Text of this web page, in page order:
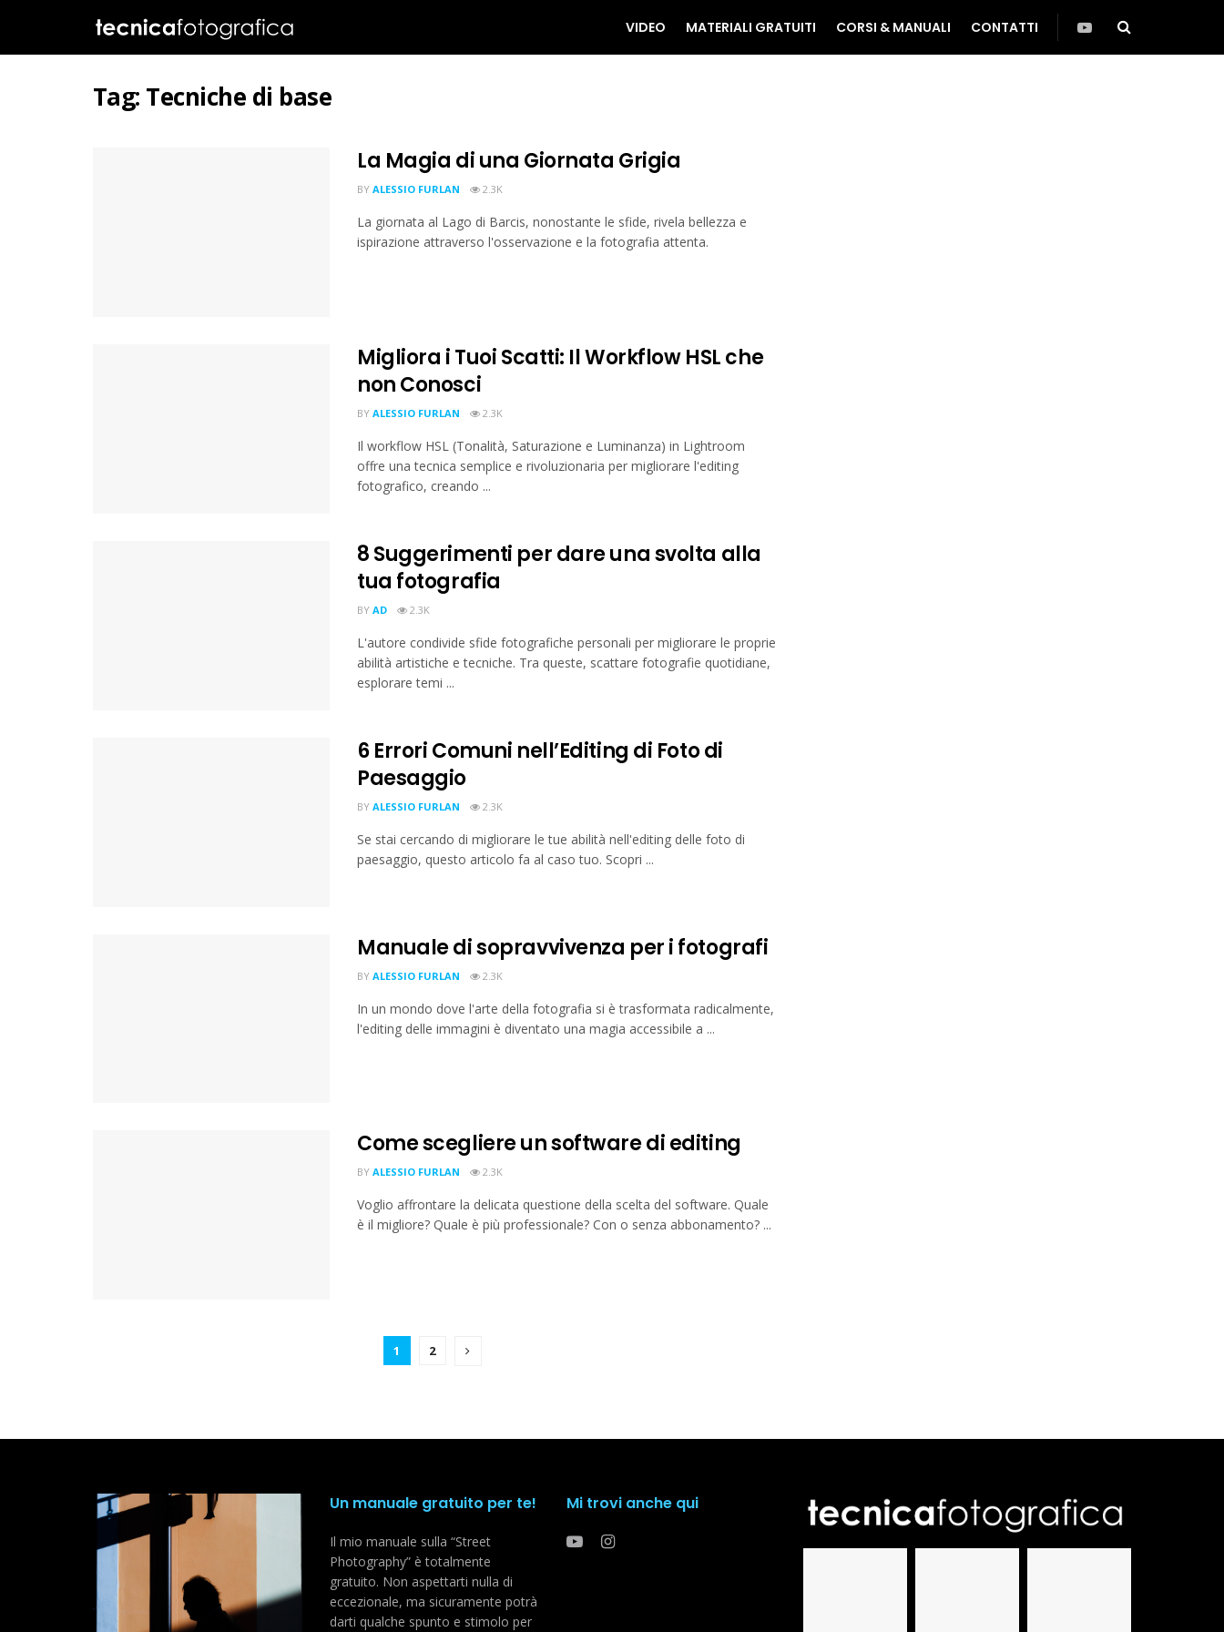
VIDEO MATERIALI GRATUITI CORSI & MANUALI CONTATTI
Tag: Tecniche di base
La Magia di una Giornata Grigia
BY ALESSIO FURLAN 2.3K
La giornata al Lago di Barcis, nonostante le sfide, rivela bellezza e
ispirazione attraverso l'osservazione e la fotografia attenta.
Migliora i Tuoi Scatti: Il Workflow HSL che
non Conosci
BY ALESSIO FURLAN 2.3K
Il workflow HSL (Tonalità, Saturazione e Luminanza) in Lightroom
offre una tecnica semplice e rivoluzionaria per migliorare l'editing
fotografico, creando ...
8 Suggerimenti per dare una svolta alla
tua fotografia
BY AD 2.3K
L'autore condivide sfide fotografiche personali per migliorare le proprie
abilità artistiche e tecniche. Tra queste, scattare fotografie quotidiane,
esplorare temi ...
6 Errori Comuni nell’Editing di Foto di
Paesaggio
BY ALESSIO FURLAN 2.3K
Se stai cercando di migliorare le tue abilità nell'editing delle foto di
paesaggio, questo articolo fa al caso tuo. Scopri ...
Manuale di sopravvivenza per i fotografi
BY ALESSIO FURLAN 2.3K
In un mondo dove l'arte della fotografia si è trasformata radicalmente,
l'editing delle immagini è diventato una magia accessibile a ...
Come scegliere un software di editing
BY ALESSIO FURLAN 2.3K
Voglio affrontare la delicata questione della scelta del software. Quale
è il migliore? Quale è più professionale? Con o senza abbonamento? ...
1 2
Un manuale gratuito per te!
Il mio manuale sulla “Street
Photography” è totalmente
gratuito. Non aspettarti nulla di
eccezionale, ma sicuramente potrà
darti qualche spunto e stimolo per
Mi trovi anche qui